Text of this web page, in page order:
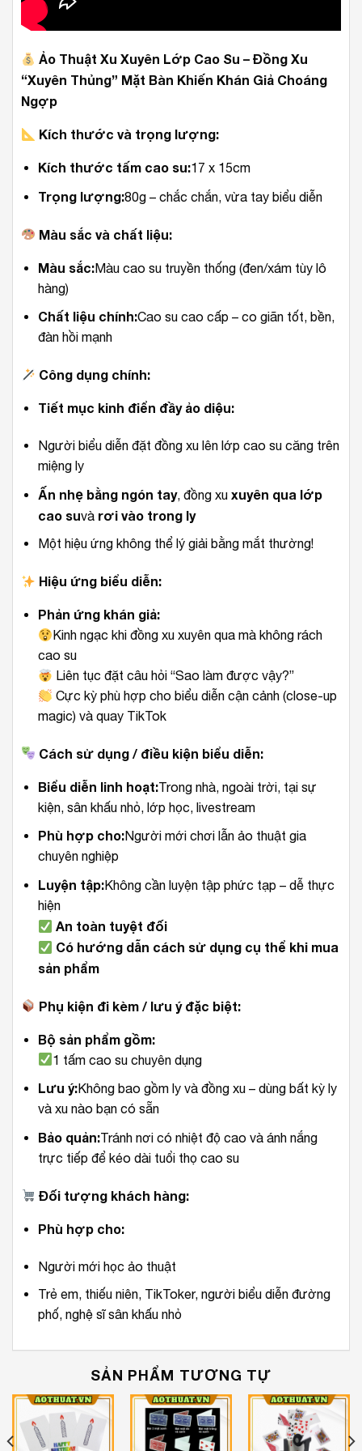
Ảo Thuật Xu Xuyên Lớp Cao Su – Đồng Xu
“Xuyên Thủng” Mặt Bàn Khiến Khán Giả Choáng
Ngợp
Kích thước và trọng lượng:
Kích thước tấm cao su:17 x 15cm
Trọng lượng:80g – chắc chắn, vừa tay biểu diễn
Màu sắc và chất liệu:
Màu sắc:Màu cao su truyền thống (đen/xám tùy lô
hàng)
Chất liệu chính:Cao su cao cấp – co giãn tốt, bền,
đàn hồi mạnh
Công dụng chính:
Tiết mục kinh điển đầy ảo diệu:
Người biểu diễn đặt đồng xu lên lớp cao su căng trên
miệng ly
Ấn nhẹ bằng ngón tay, đồng xu xuyên qua lớp
cao suvà rơi vào trong ly
Một hiệu ứng không thể lý giải bằng mắt thường!
Hiệu ứng biểu diễn:
Phản ứng khán giả:
Kinh ngạc khi đồng xu xuyên qua mà không rách
cao su
Liên tục đặt câu hỏi “Sao làm được vậy?”
Cực kỳ phù hợp cho biểu diễn cận cảnh (close-up
magic) và quay TikTok
Cách sử dụng / điều kiện biểu diễn:
Biểu diễn linh hoạt:Trong nhà, ngoài trời, tại sự
kiện, sân khấu nhỏ, lớp học, livestream
Phù hợp cho:Người mới chơi lẫn ảo thuật gia
chuyên nghiệp
Luyện tập:Không cần luyện tập phức tạp – dễ thực
hiện
An toàn tuyệt đối
Có hướng dẫn cách sử dụng cụ thể khi mua
sản phẩm
Phụ kiện đi kèm / lưu ý đặc biệt:
Bộ sản phẩm gồm:
1 tấm cao su chuyên dụng
Lưu ý:Không bao gồm ly và đồng xu – dùng bất kỳ ly
và xu nào bạn có sẵn
Bảo quản:Tránh nơi có nhiệt độ cao và ánh nắng
trực tiếp để kéo dài tuổi thọ cao su
Đối tượng khách hàng:
Phù hợp cho:
Người mới học ảo thuật
Trẻ em, thiếu niên, TikToker, người biểu diễn đường
phố, nghệ sĩ sân khấu nhỏ
SẢN PHẨM TƯƠNG TỰ